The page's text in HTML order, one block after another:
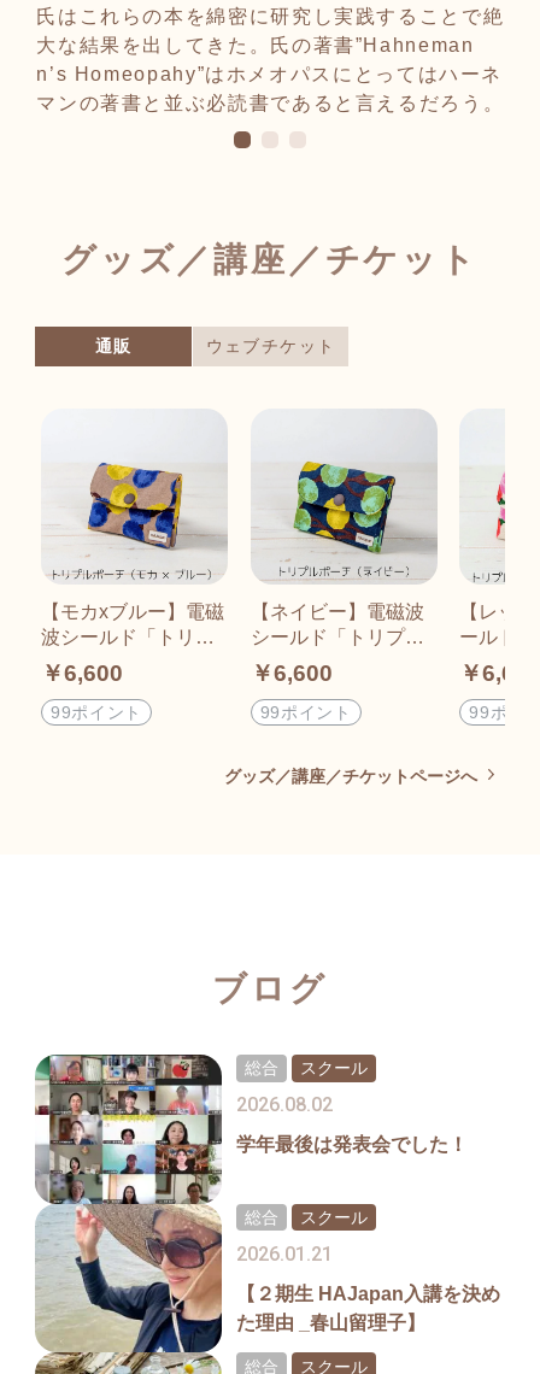
氏はこれらの本を綿密に研究し実践することで絶
大な結果を出してきた。氏の著書”Hahneman
n’s Homeopahy”はホメオパスにとってはハーネ
マンの著書と並ぶ必読書であると言えるだろう。
グッズ／講座／チケット
通販 ウェブチケット
【モカxブルー】電磁
波シールド「トリプ
ルポーチ」
￥6,600
99ポイント
【ネイビー】電磁波
シールド「トリプル
ポーチ」
￥6,600
99ポイント
【レッ
ールド
ーチ」
￥
99ポイ
グッズ／講座／チケットページへ
ブログ
学年最後は発表会でした！
2026.08.02
総合 スクール
【２期生 HAJapan入講を決め
た理由 _春山留理子】
2026.01.21
総合 スクール
総合 スクール